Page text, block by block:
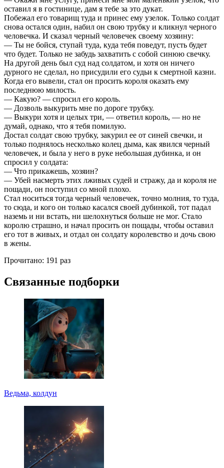
оставил я в гостинице, дам я тебе за это дукат.
Побежал его товарищ туда и принес ему узелок. Только солдат
снова остался один, набил он свою трубку и кликнул черного
человечка. И сказал черный человечек своему хозяину:
— Ты не бойся, ступай туда, куда тебя поведут, пусть будет
что будет. Только не забудь захватить с собой синюю свечку.
На другой день был суд над солдатом, и хотя он ничего
дурного не сделал, но присудили его судьи к смертной казни.
Когда его вывели, стал он просить короля оказать ему
последнюю милость.
— Какую? — спросил его король.
— Дозволь выкурить мне по дороге трубку.
— Выкури хотя и целых три, — ответил король, — но не
думай, однако, что я тебя помилую.
Достал солдат свою трубку, закурил ее от синей свечки, и
только поднялось несколько колец дыма, как явился черный
человечек, и была у него в руке небольшая дубинка, и он
спросил у солдата:
— Что прикажешь, хозяин?
— Убей насмерть этих лживых судей и стражу, да и короля не
пощади, он поступил со мной плохо.
Стал носиться тогда черный человечек, точно молния, то туда,
то сюда, и кого он только касался своей дубинкой, тот падал
наземь и ни встать, ни шелохнуться больше не мог. Стало
королю страшно, и начал просить он пощады, чтобы оставил
его тот в живых, и отдал он солдату королевство и дочь свою
в жены.
Прочитано: 191 раз
Связанные подборки
Ведьма, колдун